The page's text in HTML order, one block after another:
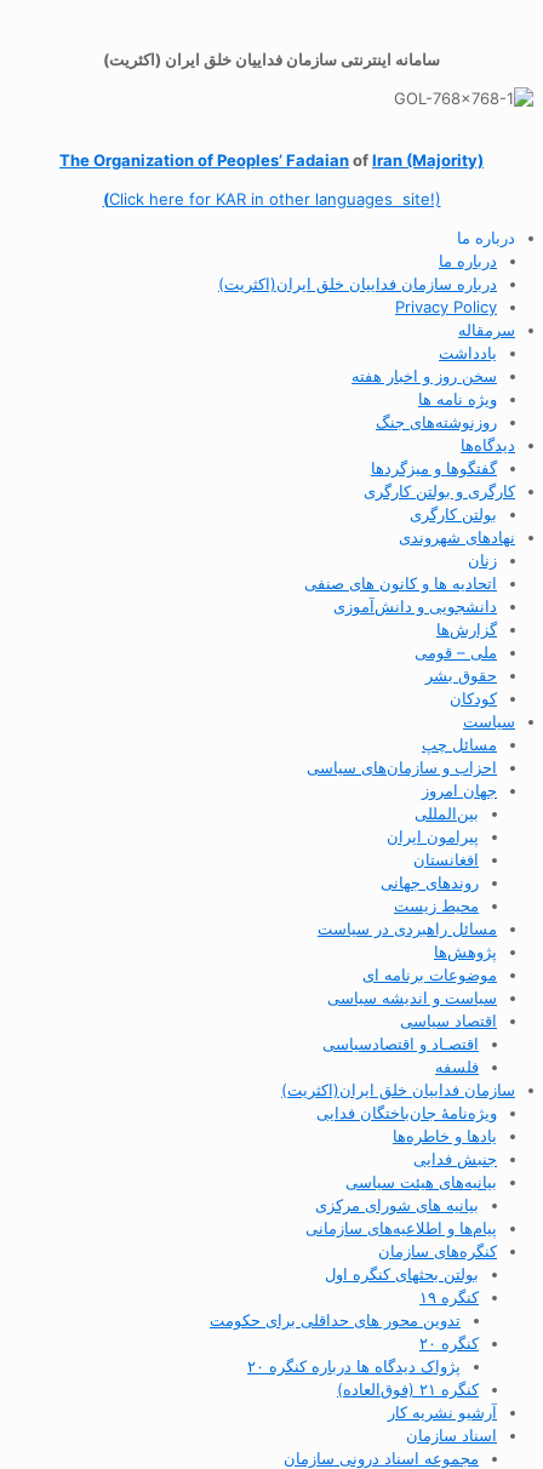
سامانه اینترنتی سازمان فداییان خلق ایران (اکثریت)
The Organization ofPeoples’ FadaianofIran (Majority)
(Click here for KAR in other languages site!)
درباره ما
درباره ما
درباره سازمان فداییان خلق ایران(اکثریت)
Privacy Policy
سرمقاله
یادداشت
سخن روز و اخبار هفته
ویژه نامه ها
روزنوشته‌های جنگ
دیدگاه‌ها
گفتگوها و میزگردها
کارگری و بولتن کارگری
بولتن کارگری
نهادهای شهروندی
زنان
اتحادیه ها و کانون های صنفی
دانشجویی و دانش‌آموزی
گزارش‌ها
ملی – قومی
حقوق بشر
کودکان
سیاست
مسائل چپ
احزاب و سازمان‌های سیاسی
جهان امروز
بین‌المللی
پیرامون ایران
افغانستان
روندهای جهانی
محیط زیست
مسائل راهبردی در سیاست
پژوهش‌ها
موضوعات برنامه ای
سیاست و اندیشه سیاسی
اقتصاد سیاسی
اقتصـاد و اقتصاد‌سیاسی
فلسفه
سازمان فداییان خلق ایران(اکثریت)
ویژه‌نامهٔ جان‌باختگان فدایی
یادها و خاطره‌ها
جنبش فدایی
بیانیه‌های هیئت سیاسی
بیانیه های شورای مرکزی
پیام‌ها و اطلاعیه‌های سازمانی
کنگره‌های سازمان
بولتن بحثهای کنگره اول
کنگره ۱۹
تدوین محور های حداقلی برای حکومت
کنگره ۲۰
پژواک دیدگاه ها درباره کنگره ۲۰
کنگره ۲۱ (فوق‌العاده)
آرشیو نشریه کار
اسناد سازمان
مجموعه اسناد درونی سازمان